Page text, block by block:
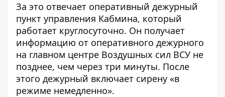
За это отвечает оперативный дежурный
пункт управления Кабмина, который
работает круглосуточно. Он получает
информацию от оперативного дежурного
на главном центре Воздушных сил ВСУ не
позднее, чем через три минуты. После
этого дежурный включает сирену «в
режиме немедленно».